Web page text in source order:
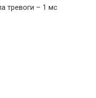
тревоги – 1 мс